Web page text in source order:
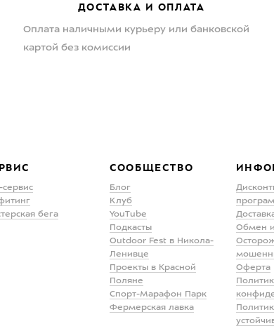
ДОСТАВКА И ОПЛАТА
Оплата наличными курьеру или банковской
картой без комиссии
сервис
бега
СООБЩЕСТВО
Блог
Клуб
YouTube
Подкасты
Outdoor Fest в Никола-
Ленивце
Проекты в Красной
Поляне
Спорт-Марафон Парк
Фермерская лавка
Обмен и
Оферта